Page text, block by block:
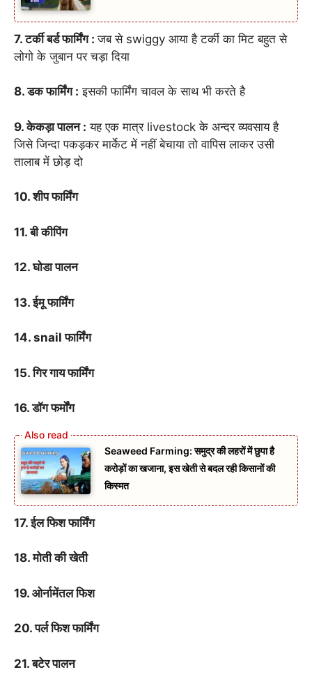
7. टर्की बर्ड फार्मिंग :जब से swiggy आया है टर्की का मिट बहुत से
लोगो के जुबान पर चड़ा दिया
8. डक फार्मिंग : इसकी फार्मिंग चावल के साथ भी करते है
9. केकड़ा पालन : यह एक मात्र livestock के अन्दर व्यवसाय है
जिसे जिन्दा पकड़कर मार्केट में नहीं बेचाया तो वापिस लाकर उसी
तालाब में छोड़ दो
10. शीप फार्मिंग
11. बी कीपिंग
12. घोडा पालन
13. ईमू फार्मिंग
14. snail फार्मिंग
15. गिर गाय फार्मिंग
16. डॉग फर्मोंग
Seaweed Farming: समुद्र की लहरों में छुपा है
करोड़ों का खजाना, इस खेती से बदल रही किसानों की
किस्मत
17. ईल फिश फार्मिंग
18. मोती की खेती
19. ओर्नामेंतल फिश
20. पर्ल फिश फार्मिंग
21. बटेर पालन